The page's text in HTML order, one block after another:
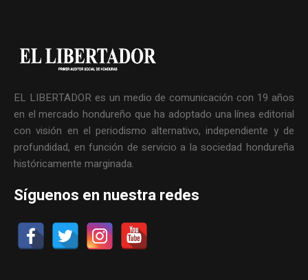
EL LIBERTADOR es un medio de comunicación con 19 años
en el mercado hondureño que ha adoptado una línea editorial
con visión en el periodismo alternativo, independiente y de
profundidad, en función de servicio a la sociedad hondureña
históricamente marginada.
Síguenos en nuestra redes